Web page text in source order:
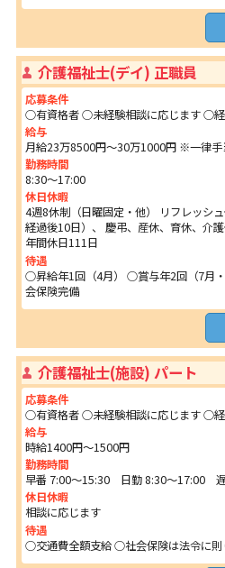
介護福祉士(デイ) 正職員
応募条件
○有資格者 ○未経験相談に応じます ○
給与
月給23万8500円～30万1000円 ※一律手
勤務時間
8:30～17:00
休日休暇
4週8休制（日曜固定・他） リフレッシ
経過後10日）、 慶弔、産休、育休、介
年間休日111日
待遇
○昇給年1回（4月） ○賞与年2回（7月
会保険完備
介護福祉士(施設) パート
応募条件
○有資格者 ○未経験相談に応じます ○
給与
時給1400円～1500円
勤務時間
早番 7:00～15:30 日勤 8:30～17:00
休日休暇
相談に応じます
待遇
○交通費全額支給 ○社会保険は法令に則